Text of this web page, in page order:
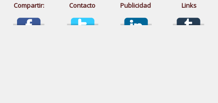
Compartir: Contacto Publicidad Links